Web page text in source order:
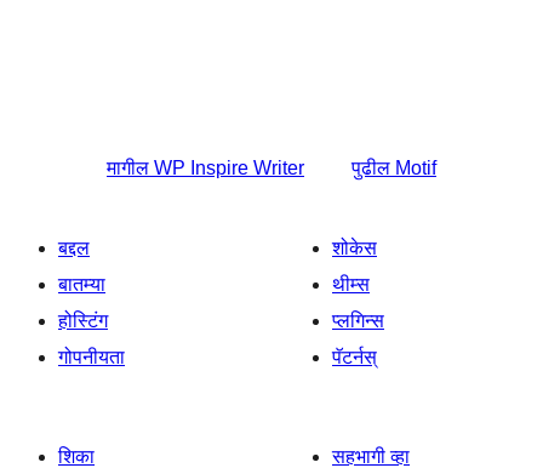
मागील WP Inspire Writer पुढील Motif
बद्दल
बातम्या
होस्टिंग
गोपनीयता
शोकेस
थीम्स
प्लगिन्स
पॅटर्नस्
शिका
सहभागी व्हा